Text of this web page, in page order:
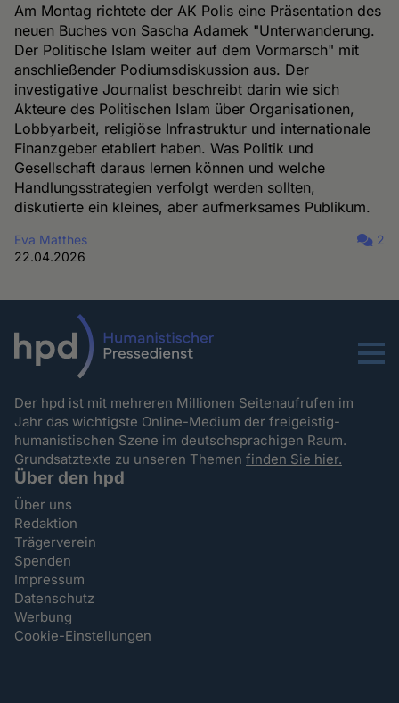
Am Montag richtete der AK Polis eine Präsentation des
neuen Buches von Sascha Adamek "Unterwanderung.
Der Politische Islam weiter auf dem Vormarsch" mit
anschließender Podiumsdiskussion aus. Der
investigative Journalist beschreibt darin wie sich
Akteure des Politischen Islam über Organisationen,
Lobbyarbeit, religiöse Infrastruktur und internationale
Finanzgeber etabliert haben. Was Politik und
Gesellschaft daraus lernen können und welche
Handlungsstrategien verfolgt werden sollten,
diskutierte ein kleines, aber aufmerksames Publikum.
Eva Matthes
22.04.2026
2
Menu
Der hpd ist mit mehreren Millionen Seitenaufrufen im
Jahr das wichtigste Online-Medium der freigeistig-
humanistischen Szene im deutschsprachigen Raum.
Grundsatztexte zu unseren Themenfinden Sie hier.
Über den hpd
Über uns
Redaktion
Trägerverein
Spenden
Impressum
Datenschutz
Werbung
Cookie-Einstellungen